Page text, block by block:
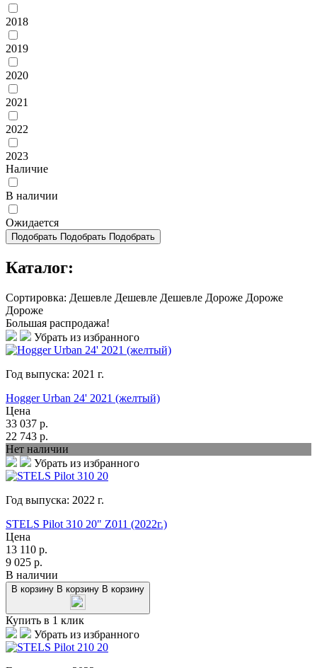
2018
2019
2020
2021
2022
2023
Наличие
В наличии
Ожидается
Подобрать Подобрать Подобрать
Каталог:
Сортировка: Дешевле Дешевле Дешевле Дороже Дороже
Дороже
Большая распродажа!
Убрать из избранного
Год выпуска: 2021 г.
Hogger Urban 24' 2021 (желтый)
Цена
33 037 р.
22 743 р.
Нет наличии
Убрать из избранного
Год выпуска: 2022 г.
STELS Pilot 310 20" Z011 (2022г.)
Цена
13 110 р.
9 025 р.
В наличии
В корзину В корзину В корзину
Купить в 1 клик
Убрать из избранного